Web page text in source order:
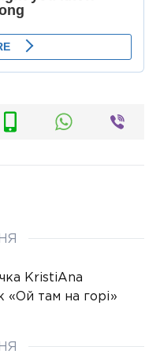
KristiAna
«Ой там на горі»